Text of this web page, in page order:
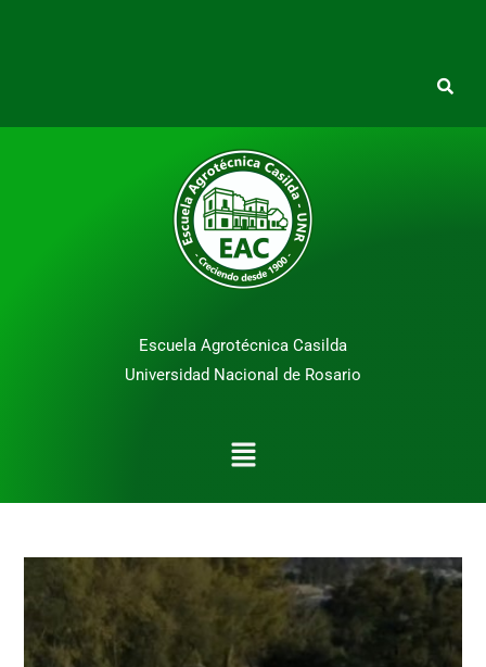
Escuela Agrotécnica Casilda
Universidad Nacional de Rosario